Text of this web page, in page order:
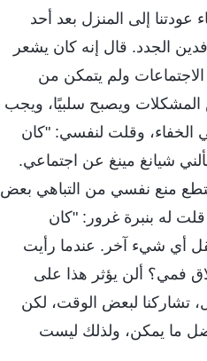
إلى المنزل بعد أحد
الجدد. قال إنه كان يشعر
ولم يتمكن من
ويصبح سلبيًا، ويجب
الخفاء، وقلت لنفسي: "كان
شيانغ مينغ عن اجتماعي.
منع نفسي من التباهي بعض
له بنبرة غرور: "كان
يقل أي شيء آخر. عندما رأيت
فمي؟ ألن يؤثر هذا على
تشاركنا لبعض الوقت، لكن
ما يمكن، ولذلك ليست